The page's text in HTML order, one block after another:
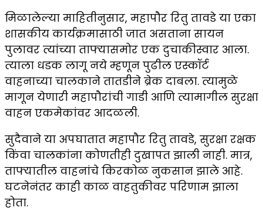
मिळालेल्या माहितीनुसार, महापौर रितु तावडे या एका
शासकीय कार्यक्रमासाठी जात असताना सायन
पुलावर त्यांच्या ताफ्यासमोर एक दुचाकीस्वार आला.
त्याला धडक लागू नये म्हणून पुढील एस्कॉर्ट
वाहनाच्या चालकाने तातडीने ब्रेक दाबला. त्यामुळे
मागून येणारी महापौरांची गाडी आणि त्यामागील सुरक्षा
वाहन एकमेकांवर आदळली.
सुदैवाने या अपघातात महापौर रितु तावडे, सुरक्षा रक्षक
किंवा चालकांना कोणतीही दुखापत झाली नाही. मात्र,
ताफ्यातील वाहनांचे किरकोळ नुकसान झाले आहे.
घटनेनंतर काही काळ वाहतुकीवर परिणाम झाला
होता.